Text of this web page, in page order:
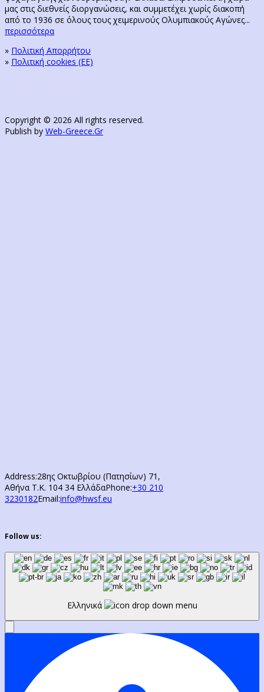
μας στις διεθνείς διοργανώσεις, και συμμετέχει χωρίς διακοπή
από το 1936 σε όλους τους χειμερινούς Ολυμπιακούς Αγώνες...
περισσότερα
» Πολιτική Απορρήτου
» Πολιτική cookies (ΕΕ)
Copyright © 2026 All rights reserved.
Publish by Web-Greece.Gr
Address:28ης Οκτωβρίου (Πατησίων) 71,
Αθήνα Τ.Κ. 104 34 ΕλλάδαPhone:+30 210
3230182Email:info@hwsf.eu
Follow us:
Ελληνικά